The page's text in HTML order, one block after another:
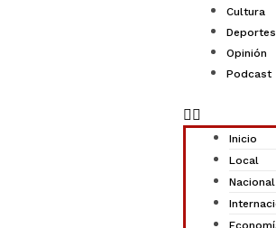
Cultura
Deportes
Opinión
Podcast
Inicio
Local
Nacional